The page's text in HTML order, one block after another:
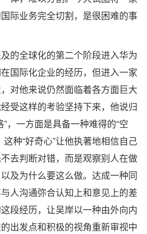
际业务完全切割，是很困难的事
的全球化的第二个阶段进入华为
国际化企业的经历，但进入一家
对他来说仍然面临着各方面巨大
受这样的考验坚持下来，他说归
，一方面是具备一种难得的“空
种“好奇心”让他执著地相信自己
去判断对错，而是观察别人在做
及为什么要这么做。达成一种同
人沟通弥合认知上和意见上的差
段经历，让吴岸以一种由外向内
出发点和积极的视角重新审视中